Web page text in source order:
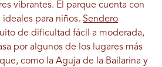
vibrantes. El parque cuenta con
para niños. Sendero
de dificultad fácil a moderada,
por algunos de los lugares más
como la Aguja de la Bailarina y